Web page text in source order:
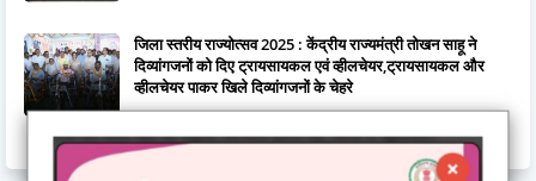
जिला स्तरीय राज्योत्सव 2025 : केंद्रीय राज्यमंत्री तोखन साहू ने
दिव्यांगजनों को दिए ट्रायसायकल एवं व्हीलचेयर,ट्रायसायकल और
व्हीलचेयर पाकर खिले दिव्यांगजनों के चेहरे